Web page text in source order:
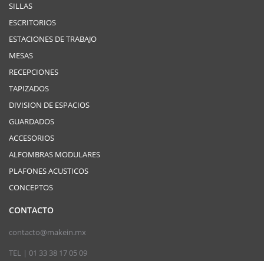
SILLAS
ESCRITORIOS
ESTACIONES DE TRABAJO
MESAS
RECEPCIONES
TAPIZADOS
DIVISION DE ESPACIOS
GUARDADOS
ACCESORIOS
ALFOMBRAS MODULARES
PLAFONES ACUSTICOS
CONCEPTOS
CONTACTO
contacto@makein.mx
TEL | 01 33 38 17 05 09